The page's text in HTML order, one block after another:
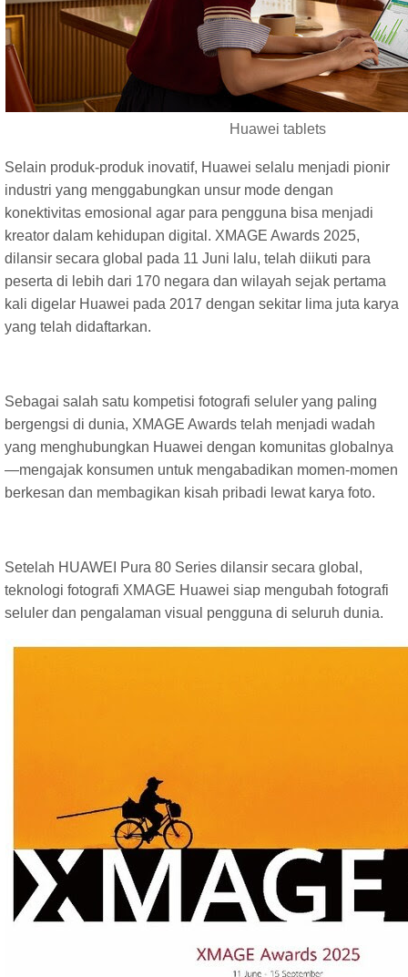
Huawei tablets
Selain produk-produk inovatif, Huawei selalu menjadi pionir
industri yang menggabungkan unsur mode dengan
konektivitas emosional agar para pengguna bisa menjadi
kreator dalam kehidupan digital. XMAGE Awards 2025,
dilansir secara global pada 11 Juni lalu, telah diikuti para
peserta di lebih dari 170 negara dan wilayah sejak pertama
kali digelar Huawei pada 2017 dengan sekitar lima juta karya
yang telah didaftarkan.
Sebagai salah satu kompetisi fotografi seluler yang paling
bergengsi di dunia, XMAGE Awards telah menjadi wadah
yang menghubungkan Huawei dengan komunitas globalnya
—mengajak konsumen untuk mengabadikan momen-momen
berkesan dan membagikan kisah pribadi lewat karya foto.
Setelah HUAWEI Pura 80 Series dilansir secara global,
teknologi fotografi XMAGE Huawei siap mengubah fotografi
seluler dan pengalaman visual pengguna di seluruh dunia.